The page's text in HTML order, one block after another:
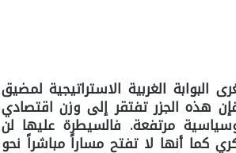
الغربية الاستراتيجية لمضيق
هذه الجزر تفتقر إلى وزن اقتصادي
مرتفعة. فالسيطرة عليها لن
أنها لا تفتح مساراً مباشراً نحو